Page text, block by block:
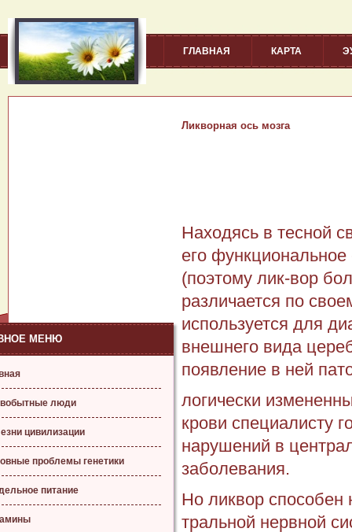
ГЛАВНАЯ КАРТА
МЕНЮ
люди
цивилизации
проблемы генетики
питание
Ликворная ось мозга
Находясь в тесной
его
(поэтому лик-вор
различается по
используется для
внешнего вида
появление в ней
логически
кро­ви специалисту
нару­шений в
заболевания.
Но ликвор
тральной нервной